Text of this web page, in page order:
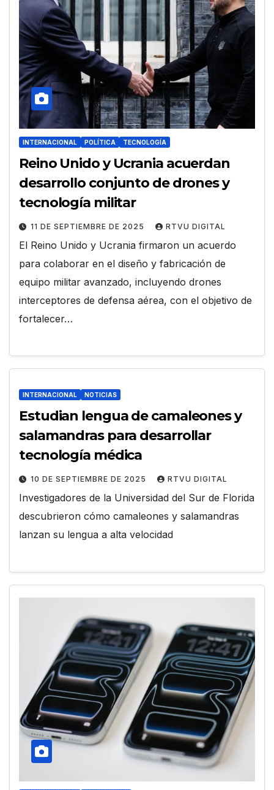
INTERNACIONAL POLÍTICA TECNOLOGÍA
Reino Unido y Ucrania acuerdan
desarrollo conjunto de drones y
tecnología militar
11 DE SEPTIEMBRE DE 2025 RTVU DIGITAL
El Reino Unido y Ucrania firmaron un acuerdo
para colaborar en el diseño y fabricación de
equipo militar avanzado, incluyendo drones
interceptores de defensa aérea, con el objetivo de
fortalecer…
INTERNACIONAL NOTICIAS
Estudian lengua de camaleones y
salamandras para desarrollar
tecnología médica
10 DE SEPTIEMBRE DE 2025 RTVU DIGITAL
Investigadores de la Universidad del Sur de Florida
descubrieron cómo camaleones y salamandras
lanzan su lengua a alta velocidad